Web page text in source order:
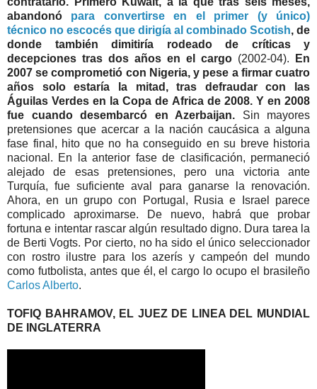
abandonó para convertirse en el primer (y único)
técnico no escocés que dirigía al combinado Scotish, de
donde también dimitiría rodeado de críticas y
decepciones tras dos años en el cargo (2002-04).
En
2007 se comprometió con Nigeria, y pese a firmar cuatro
años solo estaría la mitad, tras defraudar con las
Águilas Verdes en la Copa de Africa de 2008. Y en 2008
fue cuando desembarcó en Azerbaijan. Sin mayores
pretensiones que acercar a la nación caucásica a alguna
fase final, hito que no ha conseguido en su breve historia
nacional. En la anterior fase de clasificación, permaneció
alejado de esas pretensiones, pero una victoria ante
Turquía, fue suficiente aval para ganarse la renovación.
Ahora, en un grupo con Portugal, Rusia e Israel parece
complicado aproximarse. De nuevo, habrá que probar
fortuna e intentar rascar algún resultado digno. Dura tarea la
de Berti Vogts. Por cierto, no ha sido el único seleccionador
con rostro ilustre para los azerís y campeón del mundo
como futbolista, antes que él, el cargo lo ocupo el brasileño
Carlos Alberto.
TOFIQ BAHRAMOV, EL JUEZ DE LINEA DEL MUNDIAL
DE INGLATERRA